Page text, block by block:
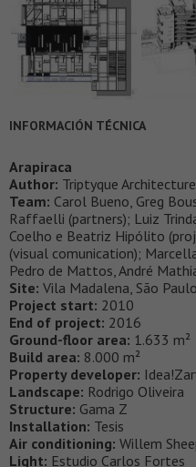
INFORMACIÓN TÉCNICA
Arapiraca
Author: Triptyque Architecture
Team: Carol Bueno, Greg
Raffaelli (partners); Luiz
Coelho e Beatriz Hipólito
(visual comunication);
Pedro de Mattos, André
Site: Vila Madalena, São
Project start: 2010
End of project: 2016
Ground-floor area: 1.633 m²
Build area: 8.000 m²
Property developer:
Landscape: Rodrigo Oliveira
Structure: Gama Z
Installation: Tesis
Air conditioning: Willem
Light: Estudio Carlos Fortes